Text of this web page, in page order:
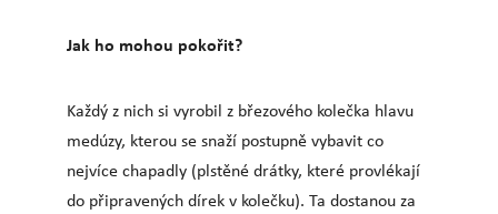
Jak ho mohou pokořit?
Každý z nich si vyrobil z březového kolečka hlavu
medúzy, kterou se snaží postupně vybavit co
nejvíce chapadly (plstěné drátky, které provlékají
do připravených dírek v kolečku). Ta dostanou za